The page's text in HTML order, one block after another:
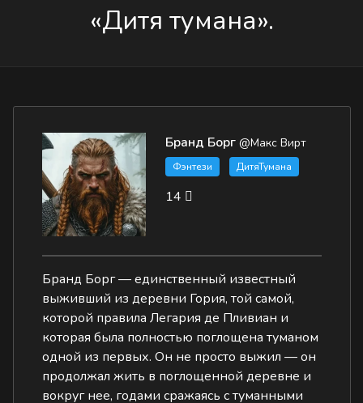
«Дитя тумана».
Бранд Борг @Макс Вирт
Фэнтези ДитяТумана
14
Бранд Борг — единственный известный
выживший из деревни Гория, той самой,
которой правила Легария де Пливиан и
которая была полностью поглощена туманом
одной из первых. Он не просто выжил — он
продолжал жить в поглощенной деревне и
вокруг нее, годами сражаясь с туманными